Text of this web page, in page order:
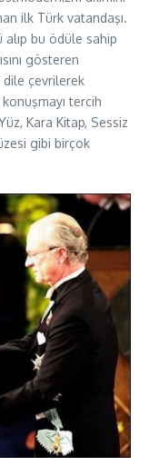
ilk Türk vatandaşı.
alıp bu ödüle sahip
gösteren
dile çevrilerek
tercih
Kara Kitap, Sessiz
gibi birçok